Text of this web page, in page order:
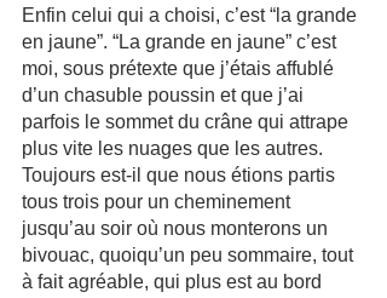
Enfin celui qui a choisi, c’est “la grande
en jaune”. “La grande en jaune” c’est
moi, sous prétexte que j’étais affublé
d’un chasuble poussin et que j’ai
parfois le sommet du crâne qui attrape
plus vite les nuages que les autres.
Toujours est-il que nous étions partis
tous trois pour un cheminement
jusqu’au soir où nous monterons un
bivouac, quoiqu’un peu sommaire, tout
à fait agréable, qui plus est au bord